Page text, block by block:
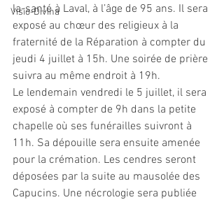
Visio-Divina
la-santé à Laval, à l’âge de 95 ans. Il sera
exposé au chœur des religieux à la
fraternité de la Réparation à compter du
jeudi 4 juillet à 15h. Une soirée de prière
suivra au même endroit à 19h.
Le lendemain vendredi le 5 juillet, il sera
exposé à compter de 9h dans la petite
chapelle où ses funérailles suivront à
11h. Sa dépouille sera ensuite amenée
pour la crémation. Les cendres seront
déposées par la suite au mausolée des
Capucins. Une nécrologie sera publiée